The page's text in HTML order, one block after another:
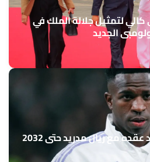
لتمثيل جلالة الملك في
الجديد
مع ريال مدريد حتى 2032